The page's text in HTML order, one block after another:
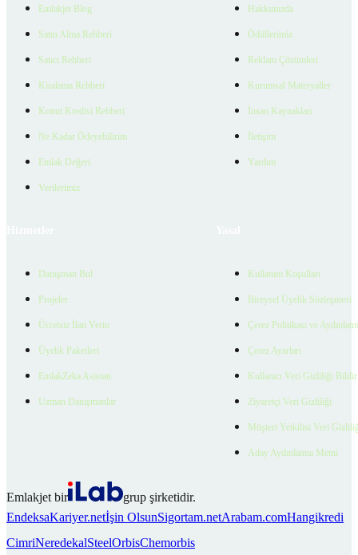
Emlakjet Blog
Satın Alma Rehberi
Satıcı Rehberi
Kiralama Rehberi
Konut Kredisi Rehberi
Ne Kadar Ödeyebilirim
Emlak Değeri
Verilerimiz
Hakkımızda
Ödüllerimiz
Reklam Çözümleri
Kurumsal Materyaller
İnsan Kaynakları
İletişim
Yardım
Danışman Bul
Projeler
Ücretsiz İlan Verin
Üyelik Paketleri
EmlakZeka Asistan
Uzman Danışmanlar
Kullanım Koşulları
Bireysel Üyelik Sözleşmesi
Çerez Politikası ve
Çerez Ayarları
Kullanıcı Veri Gizliliği
Ziyaretçi Veri Gizliliği
Müşteri Yetkilisi Veri
Aday Aydınlatma Metni
Emlakjet bir
grup şirketidir.
EndeksaKariyer.netİşin OlsunSigortam.netArabam.comHangikredi
CimriNeredekalSteelOrbisChemorbis